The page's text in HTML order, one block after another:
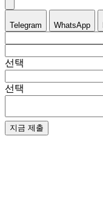
Telegram WhatsApp
선택
선택
지금 제출